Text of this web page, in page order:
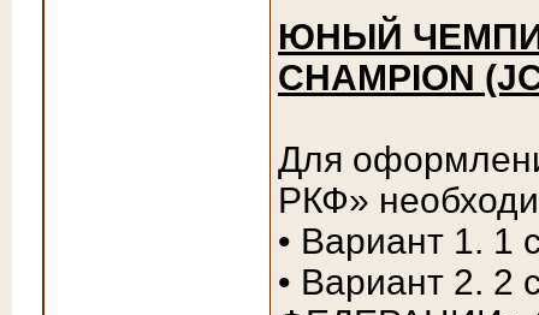
ЮНЫЙ
CHAMPION
Для
РКФ»
• Вариант 1.
• Вариант 2.